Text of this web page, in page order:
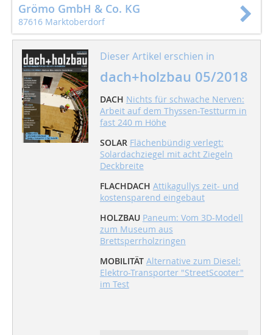
Grömo GmbH & Co. KG
87616 Marktoberdorf
Dieser Artikel erschien in
dach+holzbau 05/2018
DACH Nichts für schwache Nerven:
Arbeit auf dem Thyssen-Testturm in
fast 240 m Höhe
SOLAR Flächenbündig verlegt:
Solardachziegel mit acht Ziegeln
Deckbreite
FLACHDACH Attikagullys zeit- und
kostensparend eingebaut
HOLZBAU Paneum: Vom 3D-Modell
zum Museum aus
Brettsperrholzringen
MOBILITÄT Alternative zum Diesel:
Elektro-Transporter "StreetScooter"
im Test